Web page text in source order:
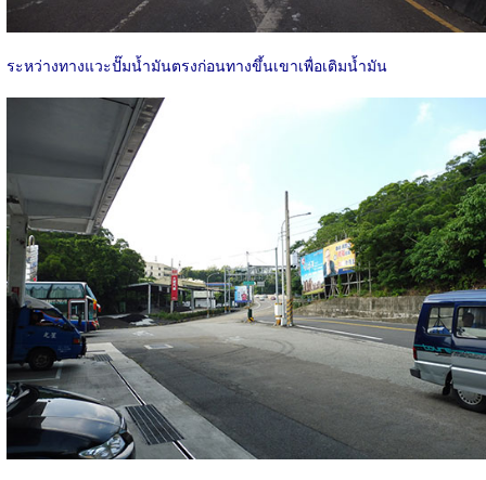
ระหว่างทางแวะปั๊มน้ำมันตรงก่อนทางขึ้นเขาเพื่อเติมน้ำมัน